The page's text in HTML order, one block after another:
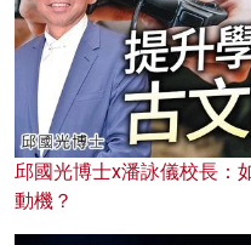
邱國光博士x潘詠儀校長：
動機？